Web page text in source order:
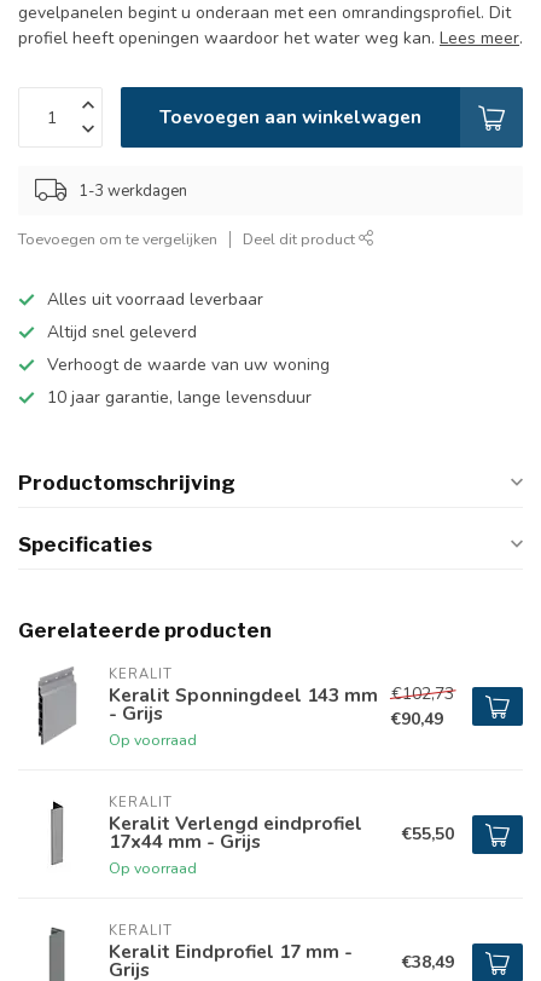
gevelpanelen begint u onderaan met een omrandingsprofiel. Dit
profiel heeft openingen waardoor het water weg kan. Lees meer.
Toevoegen aan winkelwagen
1-3 werkdagen
Toevoegen om te vergelijken Deel dit product
Alles uit voorraad leverbaar
Altijd snel geleverd
Verhoogt de waarde van uw woning
10 jaar garantie, lange levensduur
Productomschrijving
Specificaties
Gerelateerde producten
KERALIT
Keralit Sponningdeel 143 mm
- Grijs
Op voorraad
€102,73
€90,49
KERALIT
Keralit Verlengd eindprofiel
17x44 mm - Grijs
Op voorraad
€55,50
KERALIT
Keralit Eindprofiel 17 mm -
Grijs €38,49